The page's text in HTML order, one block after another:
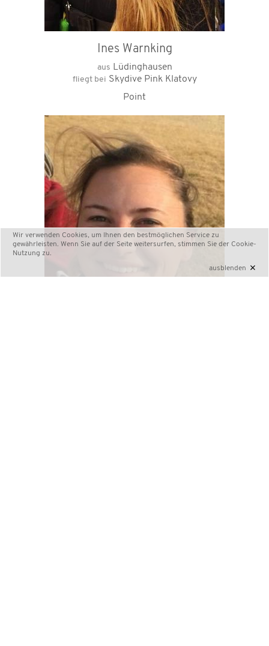
Ines Warnking
aus Lüdinghausen
fliegt bei Skydive Pink Klatovy
Point
Wir verwenden Cookies, um Ihnen den bestmöglichen Service zu
gewährleisten. Wenn Sie auf der Seite weitersurfen, stimmen Sie der Cookie-
Nutzung zu.
×
ausblenden